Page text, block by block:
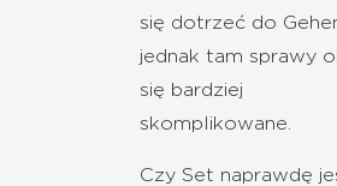
się dotrzeć do
jednak tam sprawy
się bardziej
skomplikowane.
Czy Set naprawdę